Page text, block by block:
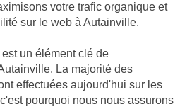
votre trafic organique et
sur le web à Autainville.
un élément clé de
La majorité des
effectuées aujourd'hui sur les
pourquoi nous nous assurons